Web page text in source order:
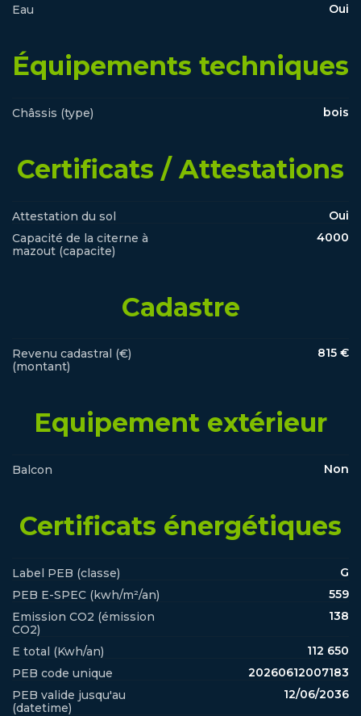
Eau
Oui
Équipements techniques
Châssis (type) bois
Certificats / Attestations
Attestation du sol
Oui
Capacité de la citerne à
mazout (capacite)
4000
Cadastre
Revenu cadastral (€)
(montant)
815 €
Equipement extérieur
Balcon Non
Certificats énergétiques
Label PEB (classe)
G
PEB E-SPEC (kwh/m²/an)
559
Emission CO2 (émission
CO2)
138
E total (Kwh/an)
112 650
PEB code unique
20260612007183
PEB valide jusqu'au
(datetime)
12/06/2036